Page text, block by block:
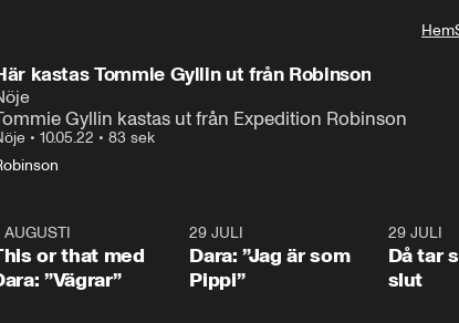
Hem
kastas Tommie Gyllin ut från Robinson
Gyllin kastas ut från Expedition Robinson
• 10.05.22 • 83 sek
1:02
AUGUSTI
or that med
”Vägrar”
29 JULI
Dara: ”Jag är som
Pippi”
29 JULI
Då tar
slut